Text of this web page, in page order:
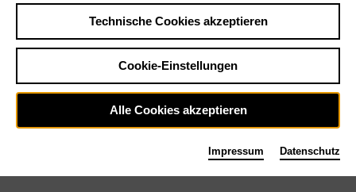
Technische Cookies akzeptieren
Cookie-Einstellungen
Alle Cookies akzeptieren
Impressum Datenschutz